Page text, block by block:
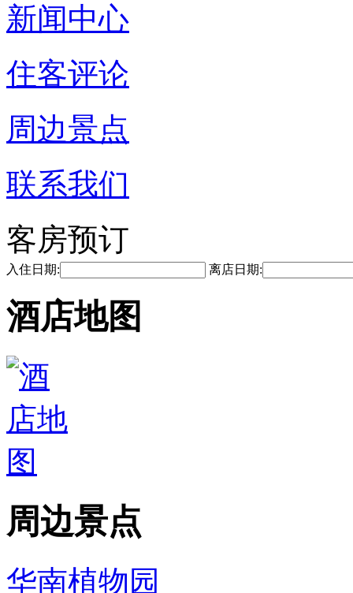
新闻中心
住客评论
周边景点
联系我们
客房预订
入住日期: 离店日期:
酒店地图
周边景点
华南植物园